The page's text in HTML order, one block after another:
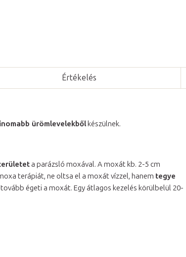
Értékelés
ürömlevelekből készülnek.
a parázsló moxával. A moxát kb. 2-5 cm
terápiát, ne oltsa el a moxát vízzel, hanem tegye
égeti a moxát. Egy átlagos kezelés körülbelül 20-